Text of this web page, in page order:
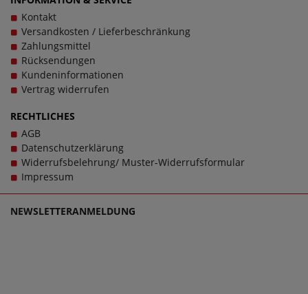
Kontakt
Versandkosten / Lieferbeschränkung
Zahlungsmittel
Rücksendungen
Kundeninformationen
Vertrag widerrufen
RECHTLICHES
AGB
Datenschutzerklärung
Widerrufsbelehrung/ Muster-Widerrufsformular
Impressum
NEWSLETTERANMELDUNG